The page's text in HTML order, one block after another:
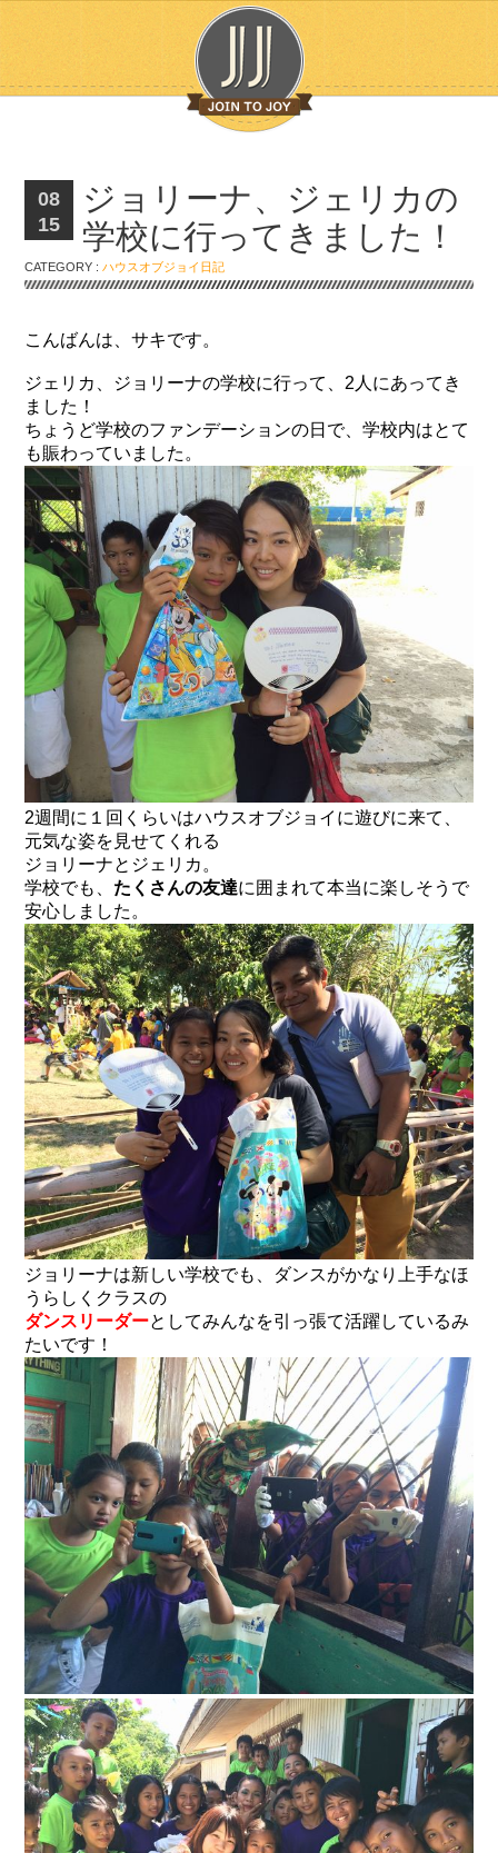
08
15
ジョリーナ、ジェリカの
学校に行ってきました！
CATEGORY :ハウスオブジョイ日記
こんばんは、サキです。
ジェリカ、ジョリーナの学校に行って、2人にあってき
ました！
ちょうど学校のファンデーションの日で、学校内はとて
も賑わっていました。
2週間に１回くらいはハウスオブジョイに遊びに来て、
元気な姿を見せてくれる
ジョリーナとジェリカ。
学校でも、 たくさんの友達に囲まれて本当に楽しそうで
安心しました。
ジョリーナは新しい学校でも、ダンスがかなり上手なほ
うらしくクラスの
ダンスリーダーとしてみんなを引っ張て活躍しているみ
たいです！